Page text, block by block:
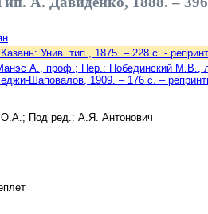
Унив. тип., 1875. – 228 с. -
А., проф.; Пер.: Побединский М.В.,
Шаповалов, 1909. – 176 c. –
О.А.; Под ред.: А.Я. Антонович